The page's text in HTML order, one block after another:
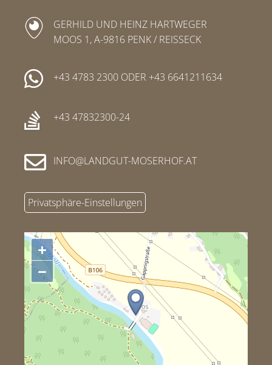
GERHILD UND HEINZ HARTWEGER
MOOS 1, A-9816 PENK / REISSECK
+43 4783 2300 ODER +43 6641211634
+43 47832300-24
INFO LANDGUT-MOSERHOFAT
Privatsphäre-Einstellungen
+
−